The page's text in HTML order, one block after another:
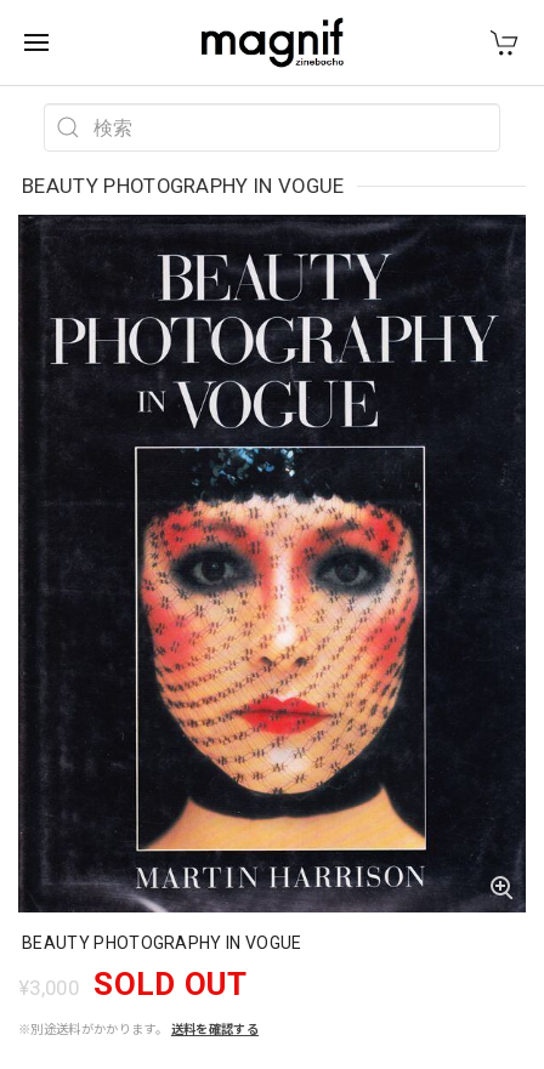
BEAUTY PHOTOGRAPHY IN VOGUE
BEAUTY PHOTOGRAPHY IN VOGUE
¥3,000 SOLD OUT
※別途送料がかかります。 送料を確認する